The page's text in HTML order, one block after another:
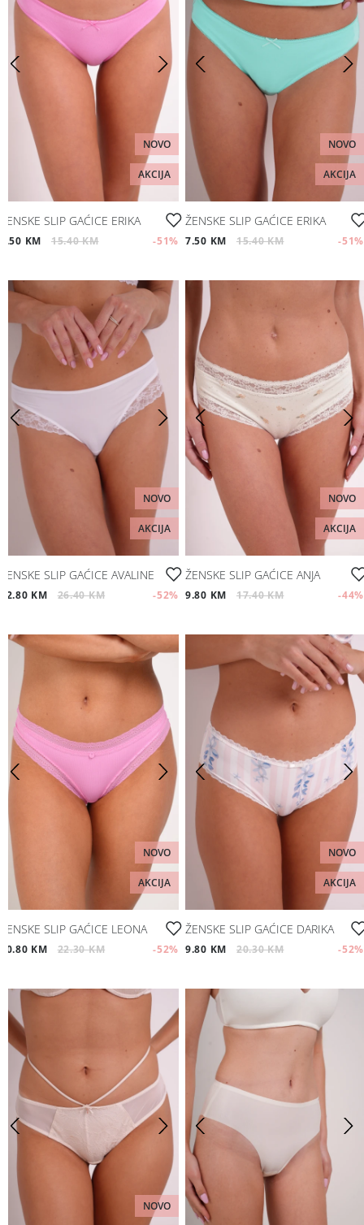
NOVO
AKCIJA
ŽENSKE SLIP GAĆICE ERIKA
7.50 KM 15.40 KM -51%
NOVO
AKCIJA
ŽENSKE SLIP GAĆICE ERIKA
7.50 KM 15.40 KM -51%
NOVO
AKCIJA
ŽENSKE SLIP GAĆICE AVALINE
12.80 KM 26.40 KM -52%
NOVO
AKCIJA
ŽENSKE SLIP GAĆICE ANJA
9.80 KM 17.40 KM -44%
NOVO
AKCIJA
ŽENSKE SLIP GAĆICE LEONA
10.80 KM 22.30 KM -52%
NOVO
AKCIJA
ŽENSKE SLIP GAĆICE DARIKA
9.80 KM 20.30 KM -52%
NOVO